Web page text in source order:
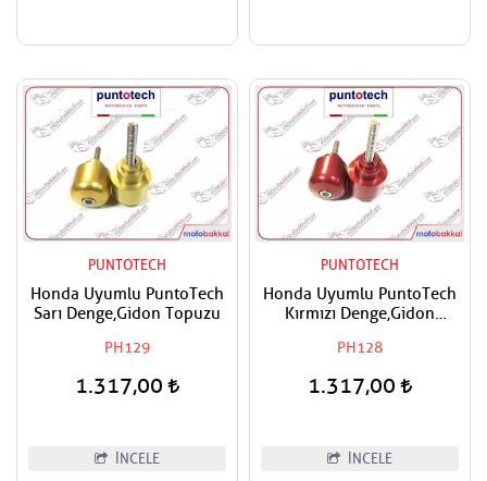
PUNTOTECH
Honda Uyumlu PuntoTech
Sarı Denge,Gidon Topuzu
PH129
1.317,00
İNCELE
PUNTOTECH
Honda Uyumlu PuntoTech
Kırmızı Denge,Gidon
PH128
1.317,00
İNCELE